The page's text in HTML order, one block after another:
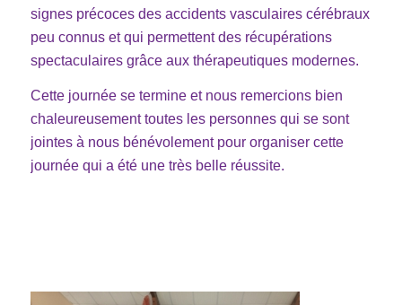
signes précoces des accidents vasculaires cérébraux
peu connus et qui permettent des récupérations
spectaculaires grâce aux thérapeutiques modernes.
Cette journée se termine et nous remercions bien
chaleureusement toutes les personnes qui se sont
jointes à nous bénévolement pour organiser cette
journée qui a été une très belle réussite.